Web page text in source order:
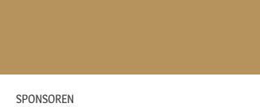
SPONSOREN